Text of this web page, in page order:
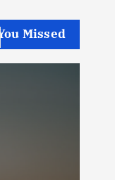
You Missed